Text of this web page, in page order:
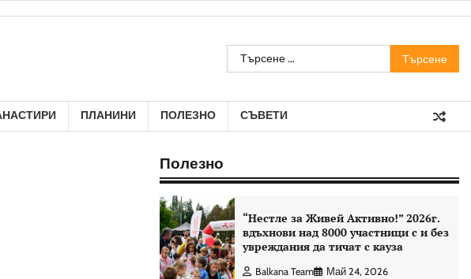
Търсене
за:
ПЛАНИНИ ПОЛЕЗНО СЪВЕТИ
Полезно
“Нестле за Живей Aктивно!” 2026г.
вдъхнови над 8000 участници с и без
увреждания да тичат с кауза
Balkana Team Май 24, 2026